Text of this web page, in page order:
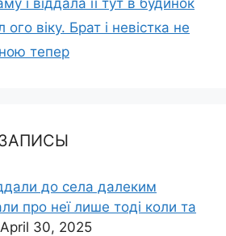
вiку. Брат і невістка не
тепер
до села далеким
про неї лише тоді коли та
April 30, 2025